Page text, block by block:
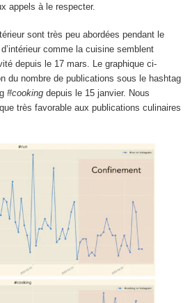
appels à le respecter.
sont très peu abordées pendant le
comme la cuisine semblent
depuis le 17 mars. Le graphique ci-
du nombre de publications sous le hashtag
#cookingdepuis le 15 janvier. Nous
très favorable aux publications culinaires